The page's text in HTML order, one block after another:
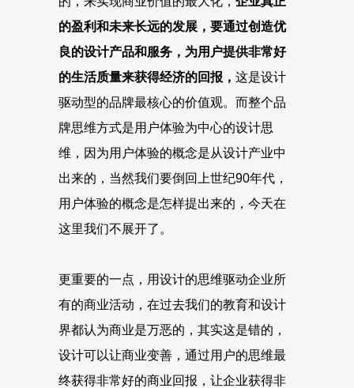
的盈利和未来长远的发展，要通过创造优
良的设计产品和服务，为用户提供非常好
的生活质量来获得经济的回报， 这是设计
驱动型的品牌最核心的价值观。而整个品
牌思维方式是用户体验为中心的设计思
维，因为用户体验的概念是从设计产业中
出来的，当然我们要倒回上世纪90年代，
用户体验的概念是怎样提出来的，今天在
这里我们不展开了。
更重要的一点，用设计的思维驱动企业所
有的商业活动，在过去我们的教育和设计
界都认为商业是万恶的，其实这是错的，
设计可以让商业变善，通过用户的思维最
终获得非常好的商业回报，让企业获得非